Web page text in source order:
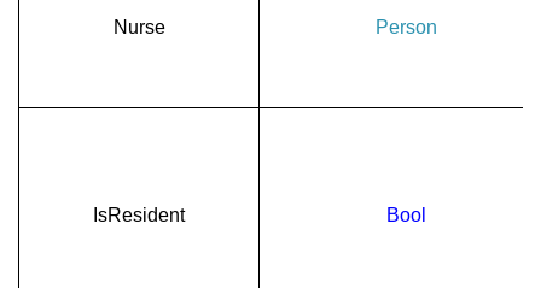
Nurse Person
IsResident Bool